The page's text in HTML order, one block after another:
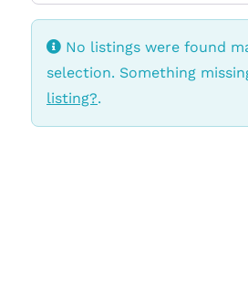
No listings were found
selection. Something
listing?.